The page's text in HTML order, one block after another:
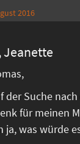
2016
Jeanette
der Suche
für meinen
ja, was würde